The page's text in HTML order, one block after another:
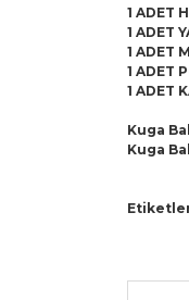
1 ADET
1 ADET
1 ADET
1 ADET
1 ADET
Kuga
Kuga
Bu